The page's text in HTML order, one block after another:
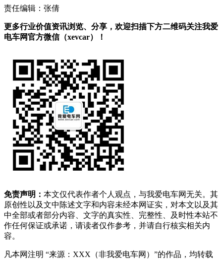
责任编辑：张倩
更多行业价值资讯浏览、分享，欢迎扫描下方二维码关注我爱
电车网官方微信（xevcar）！
免责声明： 本文仅代表作者个人观点，与我爱电车网无关。其
原创性以及文中陈述文字和内容未经本网证实，对本文以及其
中全部或者部分内容、文字的真实性、完整性、及时性本站不
作任何保证或承诺，请读者仅作参考，并请自行核实相关内
容。
凡本网注明 “来源：XXX（非我爱电车网）”的作品，均转载